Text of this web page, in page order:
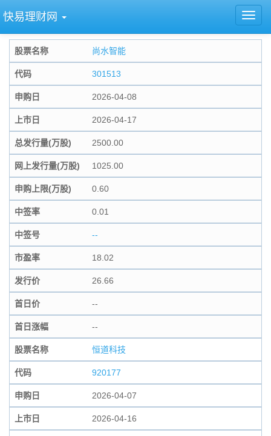
快易理财网
股票名称 尚水智能
代码 301513
申购日 2026-04-08
上市日 2026-04-17
总发行量(万股) 2500.00
网上发行量(万股) 1025.00
申购上限(万股) 0.60
中签率 0.01
中签号 --
市盈率 18.02
发行价 26.66
首日价 --
首日涨幅 --
股票名称 恒道科技
代码 920177
申购日 2026-04-07
上市日 2026-04-16